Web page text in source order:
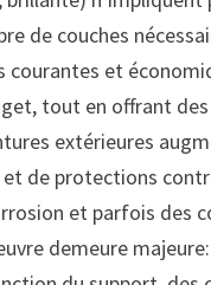
de couches
et
tout en offrant
extérieures
de protections
et parfois des
demeure